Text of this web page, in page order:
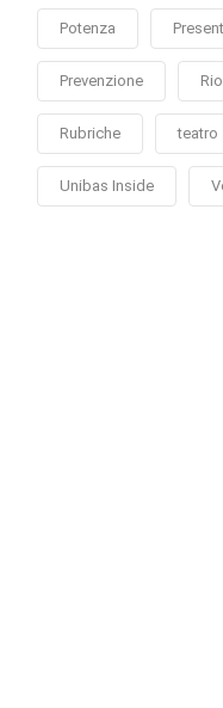
Potenza
Prevenzione
Rubriche teatro
Unibas Inside